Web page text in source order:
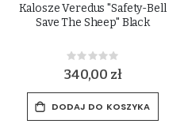
Kalosze Veredus "Safety-Bell
Save The Sheep" Black
Rating:
0%
340,00 zł
DODAJ DO KOSZYKA